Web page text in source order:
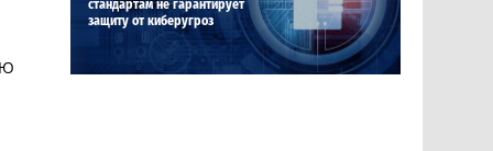
стандартам не гарантирует
защиту от киберугроз